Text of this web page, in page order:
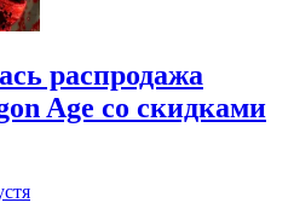
распродажа
Age со скидками